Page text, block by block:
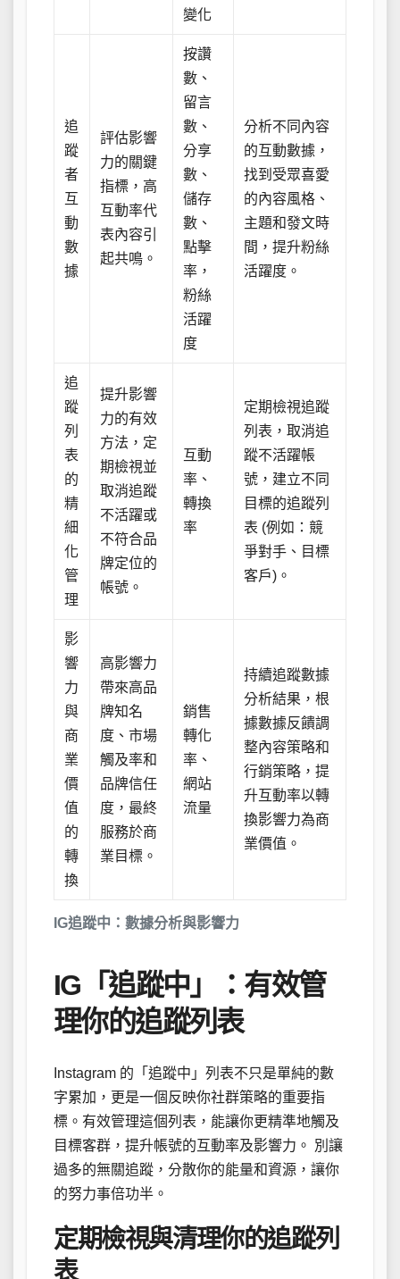
IG追蹤中：數據分析與影響力
變化
追
蹤
者
互
動
數
據
評估影響
力的關鍵
指標，高
互動率代
表內容引
起共鳴。
按讚
數、
留言
數、
分享
數、
儲存
數、
點擊
率，
粉絲
活躍
度
分析不同內容
的互動數據，
找到受眾喜愛
的內容風格、
主題和發文時
間，提升粉絲
活躍度。
追
蹤
列
表
的
精
細
化
管
理
提升影響
力的有效
方法，定
期檢視並
取消追蹤
不活躍或
不符合品
牌定位的
帳號。
互動
率、
轉換
率
定期檢視追蹤
列表，取消追
蹤不活躍帳
號，建立不同
目標的追蹤列
表 (例如：競
爭對手、目標
客戶)。
影
響
力
與
商
業
價
值
的
轉
換
高影響力
帶來高品
牌知名
度、市場
觸及率和
品牌信任
度，最終
服務於商
業目標。
銷售
轉化
率、
網站
流量
持續追蹤數據
分析結果，根
據數據反饋調
整內容策略和
行銷策略，提
升互動率以轉
換影響力為商
業價值。
IG「追蹤中」：有效管
理你的追蹤列表
Instagram 的「追蹤中」列表不只是單純的數
字累加，更是一個反映你社群策略的重要指
標。有效管理這個列表，能讓你更精準地觸及
目標客群，提升帳號的互動率及影響力。 別讓
過多的無關追蹤，分散你的能量和資源，讓你
的努力事倍功半。
定期檢視與清理你的追蹤列
表